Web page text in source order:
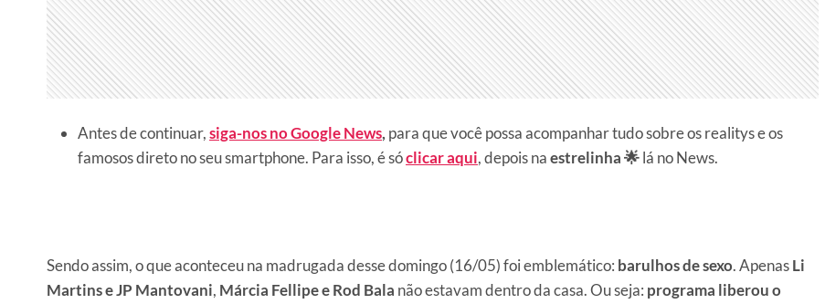
Antes de continuar,siga-nos no Google News,para que você possa acompanhar tudo sobre os realitys e os
famosos direto no seu smartphone. Para isso, é sóclicar aqui, depois naestrelinha 🌟lá no News.
Sendo assim, o que aconteceu na madrugada desse domingo (16/05) foi emblemático: barulhos de sexo. ApenasLi
Martins e JP Mantovani, Márcia Fellipe e Rod Bala não estavam dentro da casa. Ou seja: programa liberou o